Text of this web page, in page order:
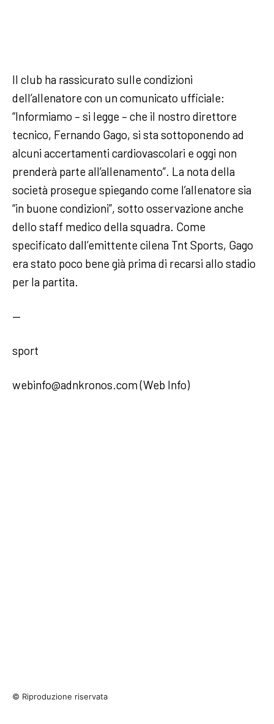
Il club ha rassicurato sulle condizioni
dell’allenatore con un comunicato ufficiale:
“Informiamo – si legge – che il nostro direttore
tecnico, Fernando Gago, si sta sottoponendo ad
alcuni accertamenti cardiovascolari e oggi non
prenderà parte all’allenamento”. La nota della
società prosegue spiegando come l’allenatore sia
“in buone condizioni”, sotto osservazione anche
dello staff medico della squadra. Come
specificato dall’emittente cilena Tnt Sports, Gago
era stato poco bene già prima di recarsi allo stadio
per la partita.
—
sport
webinfo@adnkronos.com (Web Info)
© Riproduzione riservata